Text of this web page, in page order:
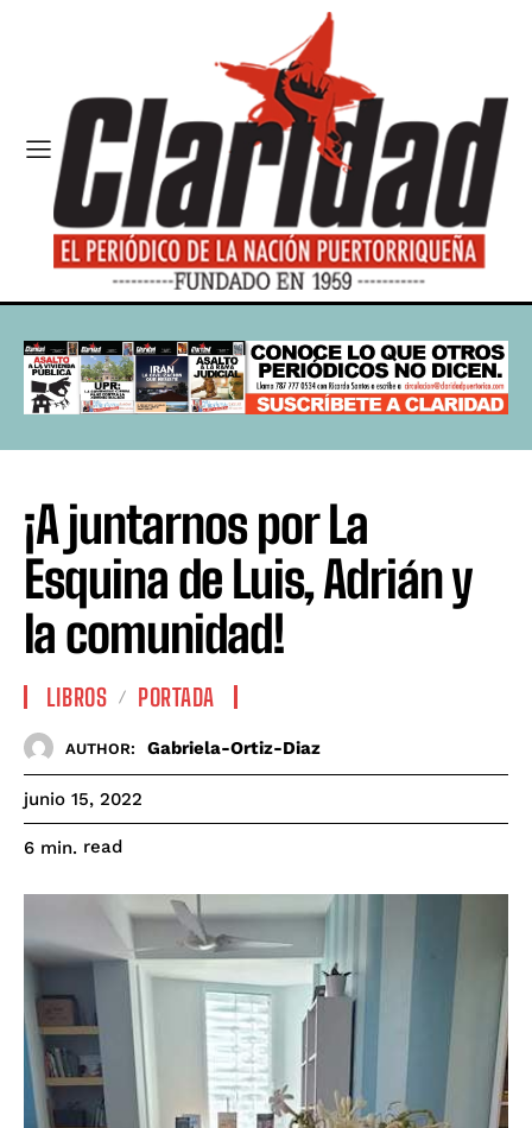
¡A juntarnos por La
Esquina de Luis, Adrián y
la comunidad!
LIBROS PORTADA
AUTHOR: Gabriela-Ortiz-Diaz
junio 15, 2022
6 min. read